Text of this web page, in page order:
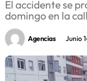
Escenarios
Sostenibilidad
Innova
El accidente se
domingo en la
Agencias Junio